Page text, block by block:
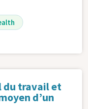
du travail et
d’un